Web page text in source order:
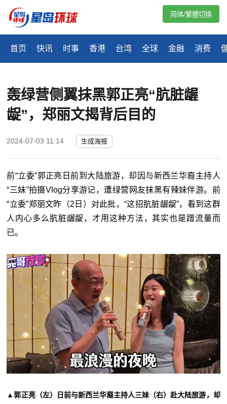
首页 快讯 时事 香港 台湾 全球 金融 消费
简体/繁體切換
轰绿营侧翼抹黑郭正亮“肮脏龌
龊”，郑丽文揭背后目的
2024-07-03 11:14 生成海报
前“立委”郭正亮日前到大陆旅游，却因与新西兰华裔主持人
“三妹”拍摄Vlog分享游记，遭绿营网友抹黑有辣妹伴游。前
“立委”郑丽文昨（2日）对此批，“这招肮脏龌龊”，看到这群
人内心多么肮脏龌龊，才用这种方法，其实也是蹭流量而
已。
▲郭正亮（左）日前与新西兰华裔主持人三妹（右）赴大陆旅游，却